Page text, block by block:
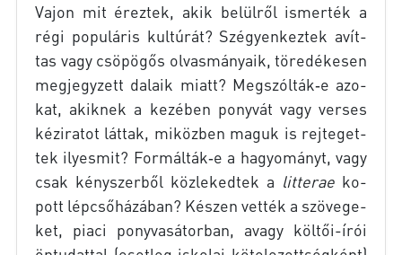
Va­jon mit érez­tek, akik be­lül­ről is­mer­ték a
régi po­pu­lá­ris kul­tú­rát? Szé­gyen­kez­tek avít­
tas vagy csö­pö­gős ol­vas­má­nya­ik, tö­re­dé­ke­sen
meg­jegy­zett da­la­ik mi­att? Megszólták‑e azo­
kat, akik­nek a ke­zé­ben pony­vát vagy ver­ses
kéz­ira­tot lát­tak, mi­köz­ben ma­guk is rej­te­get­
tek ilyes­mit? Formálták‑e a ha­gyo­mányt, vagy
csak kény­szer­ből köz­le­ked­tek a lit­te­rae ko­
pott lép­cső­há­zá­ban? Ké­szen vet­ték a szö­ve­ge­
ket, pi­a­ci pony­va­sá­tor­ban, avagy költői-írói